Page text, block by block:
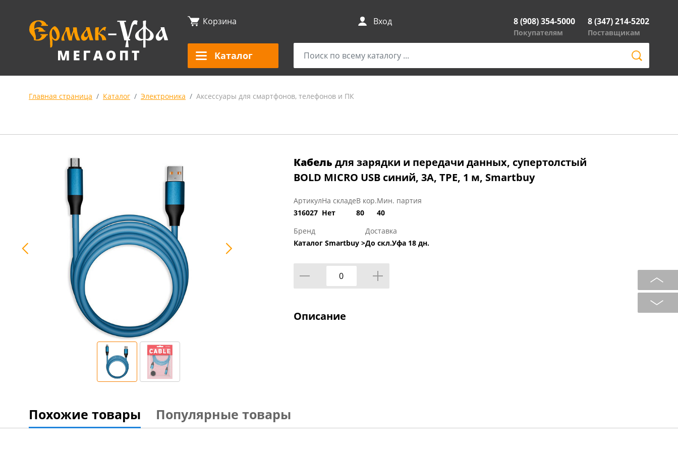
Корзина Вход 8 (908) 354-5000
Покупателям
8 (347) 214-5202
Поставщикам
Каталог
Главная страница Каталог Электроника Аксессуары для смартфонов, телефонов и ПК
Кабель для зарядки и передачи данных, супертолстый
BOLD MICRO USB синий, 3А, TPE, 1 м, Smartbuy
Артикул
316027
На складе
Нет
В кор.
80
Мин. партия
40
Бренд
Каталог Smartbuy >
Доставка
До скл.Уфа 18 дн.
Описание
Похожие товары Популярные товары